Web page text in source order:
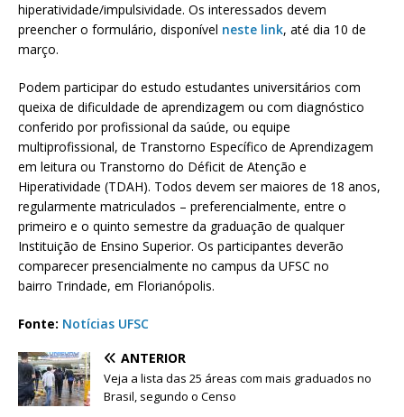
hiperatividade/impulsividade. Os interessados devem
preencher o formulário, disponível neste link, até dia 10 de
março.
Podem participar do estudo estudantes universitários com
queixa de dificuldade de aprendizagem ou com diagnóstico
conferido por profissional da saúde, ou equipe
multiprofissional, de Transtorno Específico de Aprendizagem
em leitura ou Transtorno do Déficit de Atenção e
Hiperatividade (TDAH). Todos devem ser maiores de 18 anos,
regularmente matriculados – preferencialmente, entre o
primeiro e o quinto semestre da graduação de qualquer
Instituição de Ensino Superior. Os participantes deverão
comparecer presencialmente no campus da UFSC no
bairro Trindade, em Florianópolis.
Fonte: Notícias UFSC
ANTERIOR
Veja a lista das 25 áreas com mais graduados no
Brasil, segundo o Censo